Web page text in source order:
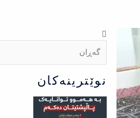
Search
Search
نوێترینەکان